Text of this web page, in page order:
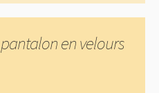
en velours